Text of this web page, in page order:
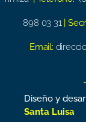
898 03 31 |
Email:
Diseño y
Santa Luisa